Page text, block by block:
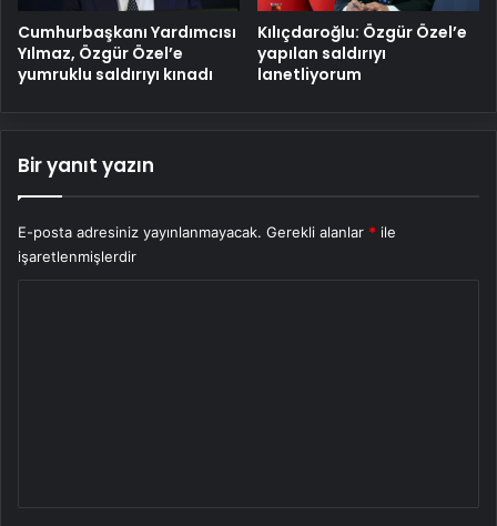
Cumhurbaşkanı Yardımcısı
Yılmaz, Özgür Özel’e
yumruklu saldırıyı kınadı
Kılıçdaroğlu: Özgür Özel’e
yapılan saldırıyı
lanetliyorum
Bir yanıt yazın
E-posta adresiniz yayınlanmayacak. Gerekli alanlar * ile
işaretlenmişlerdir